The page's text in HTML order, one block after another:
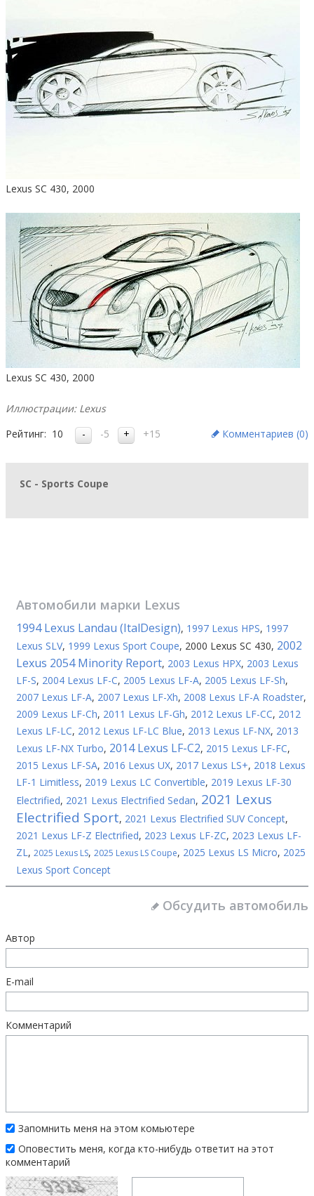
Lexus SC 430, 2000
Lexus SC 430, 2000
Иллюстрации: Lexus
Рейтинг: 10 -5 +15 Комментариев (0)
SC - Sports Coupe
Автомобили марки Lexus
1994 Lexus Landau (ItalDesign), 1997 Lexus HPS, 1997
Lexus SLV, 1999 Lexus Sport Coupe, 2000 Lexus SC 430, 2002
Lexus 2054 Minority Report, 2003 Lexus HPX, 2003 Lexus
LF-S, 2004 Lexus LF-C, 2005 Lexus LF-A, 2005 Lexus LF-Sh,
2007 Lexus LF-A, 2007 Lexus LF-Xh, 2008 Lexus LF-A Roadster,
2009 Lexus LF-Ch, 2011 Lexus LF-Gh, 2012 Lexus LF-CC, 2012
Lexus LF-LC, 2012 Lexus LF-LC Blue, 2013 Lexus LF-NX, 2013
Lexus LF-NX Turbo, 2014 Lexus LF-C2, 2015 Lexus LF-FC,
2015 Lexus LF-SA, 2016 Lexus UX, 2017 Lexus LS+, 2018 Lexus
LF-1 Limitless, 2019 Lexus LC Convertible, 2019 Lexus LF-30
Electrified, 2021 Lexus Electrified Sedan, 2021 Lexus
Electrified Sport, 2021 Lexus Electrified SUV Concept,
2021 Lexus LF-Z Electrified, 2023 Lexus LF-ZC, 2023 Lexus LF-
ZL, 2025 Lexus LS, 2025 Lexus LS Coupe, 2025 Lexus LS Micro, 2025
Lexus Sport Concept
Обсудить автомобиль
Автор
E-mail
Комментарий
Запомнить меня на этом комьютере
Оповестить меня, когда кто-нибудь ответит на этот
комментарий